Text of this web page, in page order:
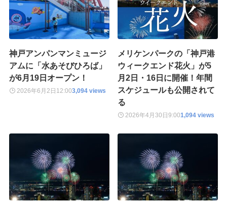
神戸アンパンマンミュージ
アムに「水あそびひろば」
が6月19日オープン！
2026年6月2日 12:003,094 views
メリケンパークの「神戸港
ウィークエンド花火」が5
月2日・16日に開催！年間
スケジュールも公開されて
る
2026年4月30日9:001,094 views